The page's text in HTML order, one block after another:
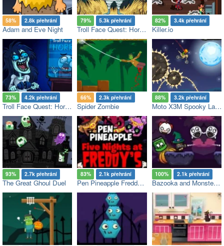
58% 2.8k přehrání
Adam and Eve Night
79% 5.3k přehrání
Troll Face Quest: Horror 2
82% 3.4k přehrání
Killer.io
73% 4.2k přehrání
Troll Face Quest: Horror
66% 2.3k přehrání
Spider Zombie
88% 3.2k přehrání
Moto X3M Spooky Land
93% 2.7k přehrání
The Great Ghoul Duel
83% 2.1k přehrání
Pen Pineapple Freddys Night
100% 2.1k přehrání
Bazooka and Monster 2 Halloween